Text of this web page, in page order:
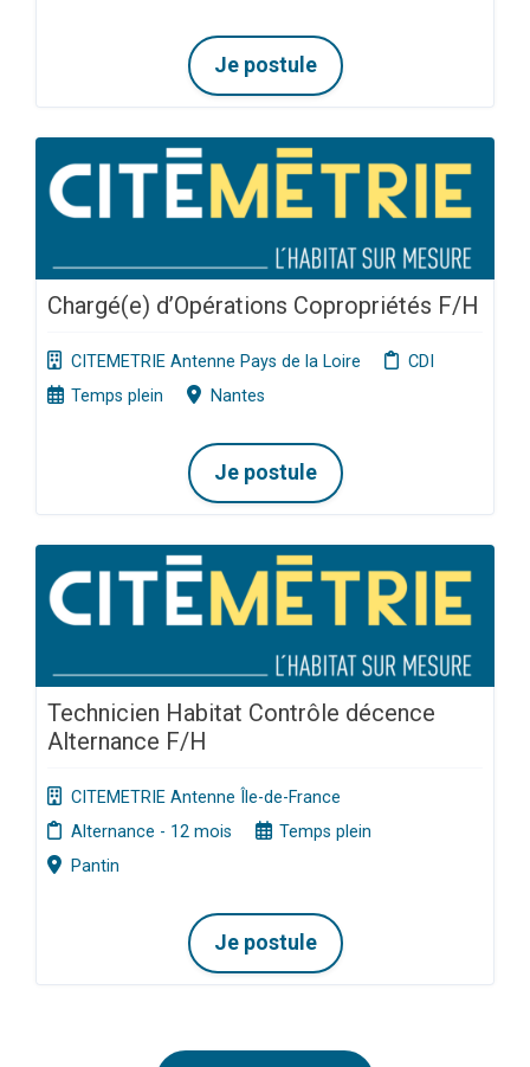
Je postule
Chargé(e) d’Opérations Copropriétés F/H
CITEMETRIE Antenne Pays de la Loire
CDI
Temps plein
Nantes
Je postule
Technicien Habitat Contrôle décence
Alternance F/H
CITEMETRIE Antenne Île-de-France
Alternance - 12 mois
Temps plein
Pantin
Je postule